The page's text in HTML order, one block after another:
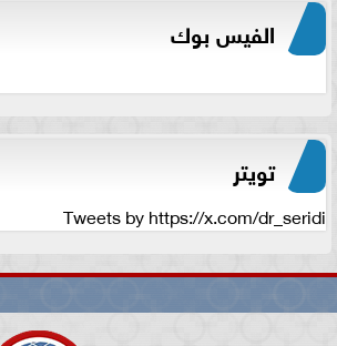
الفيس بوك
تويتر
Tweets by https://x.com/dr_seridi